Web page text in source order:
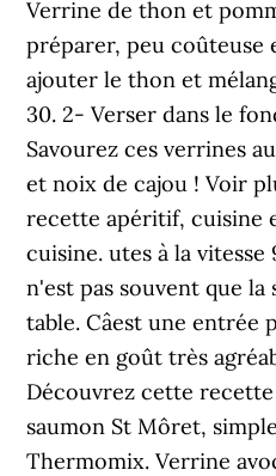
Verrine de thon et
préparer, peu coûteuse
ajouter le thon et
30. 2- Verser dans le
Savourez ces verrines
et noix de cajou ! Voir
recette apéritif, cuisine
cuisine. utes à la vitesse
n'est pas souvent que la
table. Câest une
riche en goût très
Découvrez cette
saumon St Môret,
Thermomix. Verrine